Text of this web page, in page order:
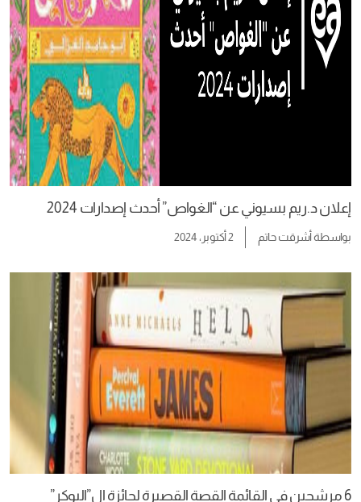
إعلان د.ريم بسيوني عن “الغواص” أحدث إصدارات 2024
بواسطةأشرقت حاتم 2 أكتوبر، 2024
6 مرشحين في القائمة القصة القصيرة لجائزة ال”البوكر”